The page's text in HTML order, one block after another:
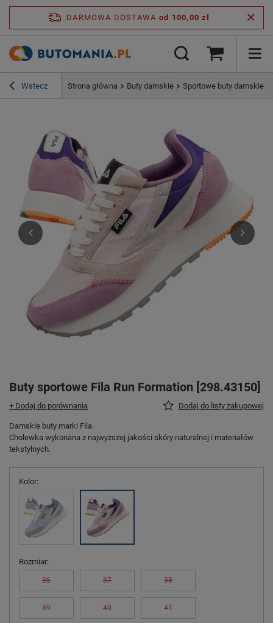
DARMOWA DOSTAWA od 100,00 zł
Wstecz Strona główna Buty damskie Sportowe buty damskie
Buty sportowe Fila Run Formation [298.43150]
+ Dodaj do porównania Dodaj do listy zakupowej
Damskie buty marki Fila.
Cholewka wykonana z najwyższej jakości skóry naturalnej i materiałów
tekstylnych.
Kolor
Rozmiar
36 37 38
39 40 41